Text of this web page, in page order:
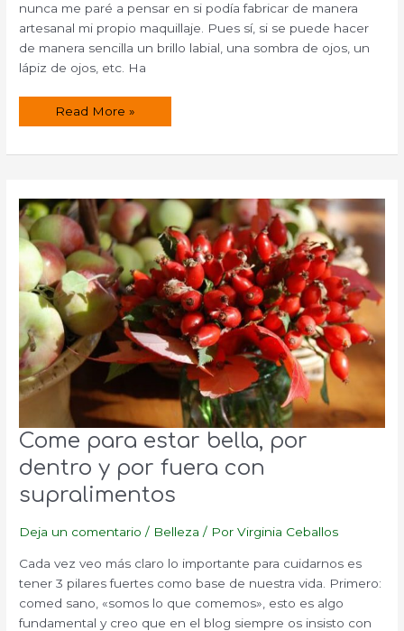
nunca me paré a pensar en si podía fabricar de manera
artesanal mi propio maquillaje. Pues sí, si se puede hacer
de manera sencilla un brillo labial, una sombra de ojos, un
lápiz de ojos, etc. Ha
Cómo
de
casero
Read More »
Come para estar bella, por
dentro y por fuera con
supralimentos
Deja un comentario / Belleza / PorVirginia Ceballos
Cada vez veo más claro lo importante para cuidarnos es
tener 3 pilares fuertes como base de nuestra vida. Primero:
comed sano, «somos lo que comemos», esto es algo
fundamental y creo que en el blog siempre os insisto con